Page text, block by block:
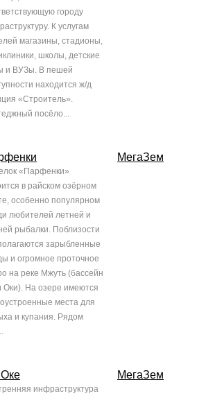
городу
К услугам
магазины, стадионы,
школы, детские
и ВУЗы. В пешей
находится ж/д
«Строитель».
посёло...
«Парфенки»
в райском озёрном
особенно популярном
любителей летней и
рыбалки. Поблизости
зарыбленные
и огромное проточное
на реке Мжуть (бассейн
Оки). На озере имеются
места для
и купания. Рядом
МегаЗем
инфраструктура
МегаЗем